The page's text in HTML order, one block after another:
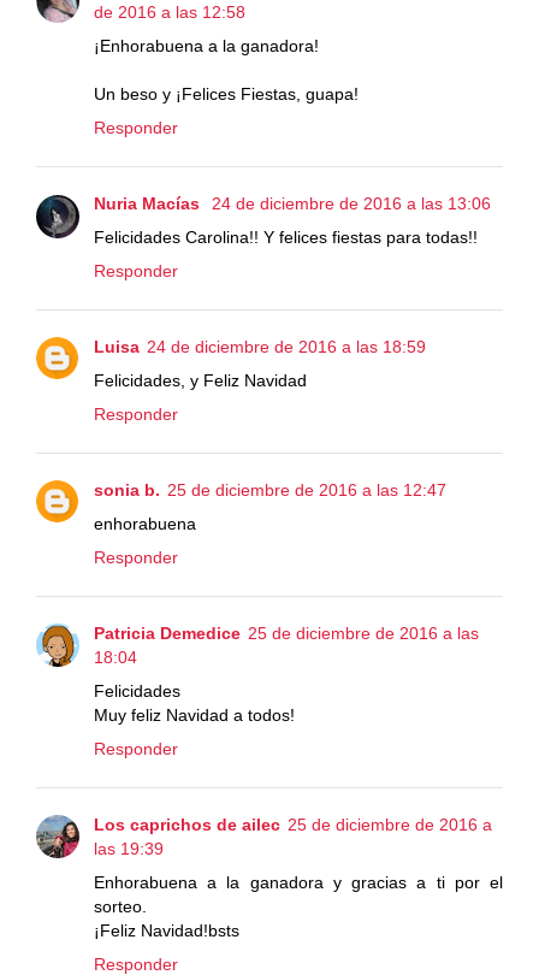
de 2016 a las 12:58
¡Enhorabuena a la ganadora!
Un beso y ¡Felices Fiestas, guapa!
Responder
Nuria Macías
24 de diciembre de 2016 a las 13:06
Felicidades Carolina!! Y felices fiestas para todas!!
Responder
Luisa 24 de diciembre de 2016 a las 18:59
Felicidades, y Feliz Navidad
Responder
sonia b. 25 de diciembre de 2016 a las 12:47
enhorabuena
Responder
Patricia Demedice 25 de diciembre de 2016 a las
18:04
Felicidades
Muy feliz Navidad a todos!
Responder
Los caprichos de ailec 25 de diciembre de 2016 a
las 19:39
Enhorabuena a la ganadora y gracias a ti por el
sorteo.
¡Feliz Navidad!bsts
Responder